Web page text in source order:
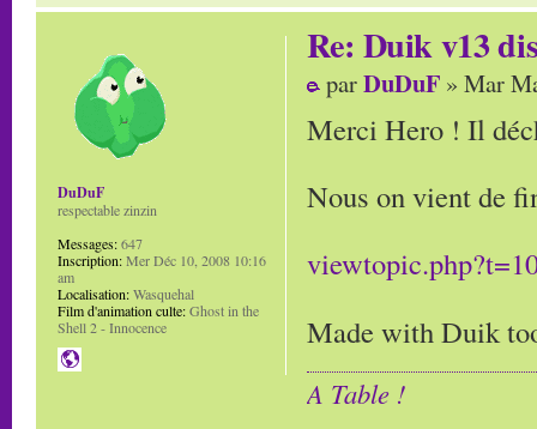
Re: Duik v13
parDuDuF » Mar
Merci Hero ! Il
Nous on vient de
Made with Duik
A Table !
DuDuF
respectable zinzin
Messages:647
Inscription:Mer Déc 10, 2008 10:16
am
Localisation:Wasquehal
Film d'animation culte:Ghost in the
Shell 2 - Innocence